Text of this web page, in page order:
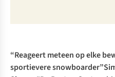
“Reageert meteen op elke
sportievere snowboarder”